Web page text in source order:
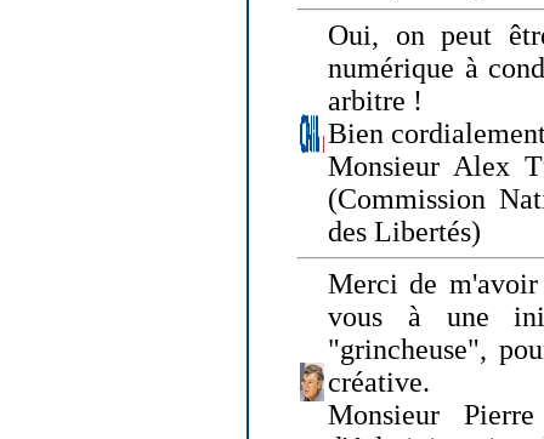
Oui, on peut
numérique à
arbitre !
Bien
Monsieur Alex
(Commission
des Libertés)
Merci de
vous à une
"grincheuse",
créative.
Monsieur